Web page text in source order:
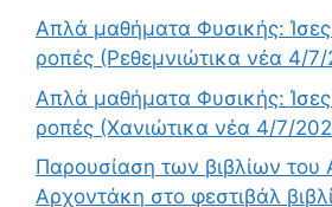
Απλά μαθήματα Φυσικής: Ίσες
ροπές (Ρεθεμνιώτικα νέα 4/
Απλά μαθήματα Φυσικής: Ίσες
ροπές (Χανιώτικα νέα 4/7/
Παρουσίαση των βιβλίων του
Αρχοντάκη στο φεστιβάλ